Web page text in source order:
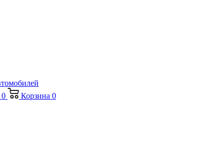
0 Корзина 0